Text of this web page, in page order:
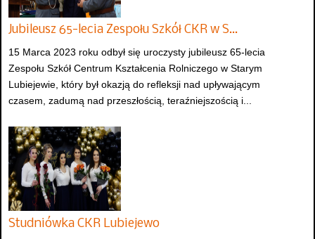
Jubileusz 65-lecia Zespołu Szkół CKR w S…
15 Marca 2023 roku odbył się uroczysty jubileusz 65-lecia
Zespołu Szkół Centrum Kształcenia Rolniczego w Starym
Lubiejewie, który był okazją do refleksji nad upływającym
czasem, zadumą nad przeszłością, teraźniejszością i...
Studniówka CKR Lubiejewo